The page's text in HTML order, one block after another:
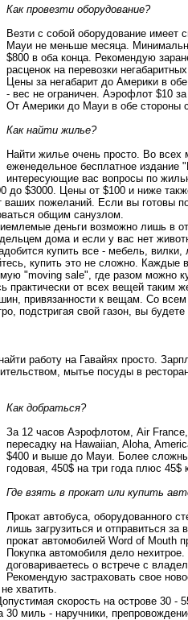
Как провезти оборудование?
Везти с собой оборудование имеет
Мауи не меньше месяца.
$800 в оба конца. Рекомендую
расценок на перевозки
Цены за негабарит до Америки в
- вес не ограничен. Аэрофлот $10
От Америки до Мауи в обе стороны
Как найти жилье?
Найти жилье очень просто. Во всех
еженедельное бесплатное издание
интересующие вас вопросы по
до $3000. Цены от $100 и ниже
ваших пожеланий. Если вы готовы
общим санузлом.
деньги возможно лишь в
дома и если у вас нет
купить все - мебель,
купить это не сложно. Каждые
"moving sale", где разом можно
практически от всех вещей таким
привязанности к вещам. Со
подстригая свой газон, вы
работу на Гавайях просто.
мытье посуды в
Как добраться?
За 12 часов Аэрофлотом, Air
пересадку на Hawaiian, Aloha,
$400 и выше до Мауи. Более
годовая, 450$ на три года плюс 45$
Где взять в прокат или купить
Прокат автобуса, оборудованного
лишь загрузиться и отправиться
прокат автомобилей Word of Mouth
Покупка автомобиля дело
договариваетесь о встрече с
Рекомендую застраховать свое
хватить.
скорость на острове 30
миль - наручники,